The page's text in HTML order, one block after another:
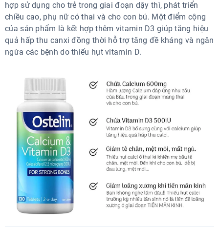
hợp sử dụng cho trẻ trong giai đoạn dậy thì, phát triển
chiều cao, phụ nữ có thai và cho con bú. Một điểm cộng
của sản phẩm là kết hợp thêm vitamin D3 giúp tăng hiệu
quả hấp thu canxi đồng thời hỗ trợ tăng đề kháng và ngăn
ngừa các bệnh do thiếu hụt vitamin D.